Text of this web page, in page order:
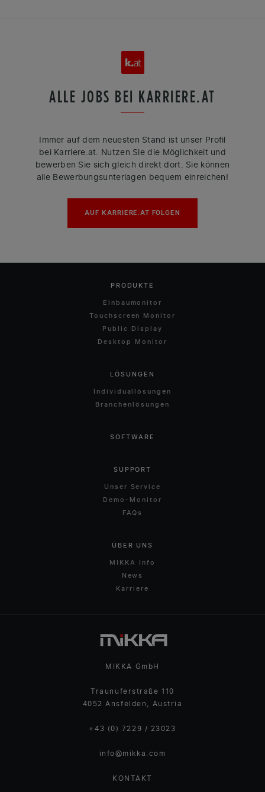
ALLE JOBS BEI KARRIERE.AT
Immer auf dem neuesten Stand ist unser Profil
bei Karriere.at. Nutzen Sie die Möglichkeit und
bewerben Sie sich gleich direkt dort. Sie können
alle Bewerbungsunterlagen bequem einreichen!
AUF KARRIERE.AT FOLGEN
PRODUKTE
Einbaumonitor
Touchscreen Monitor
Public Display
Desktop Monitor
LÖSUNGEN
Individuallösungen
Branchenlösungen
SOFTWARE
SUPPORT
Unser Service
Demo-Monitor
FAQs
ÜBER UNS
MIKKA Info
News
Karriere
MIKKA GmbH
Traunuferstraße 110
4052 Ansfelden, Austria
+43 (0) 7229 / 23023
info@mikka.com
KONTAKT